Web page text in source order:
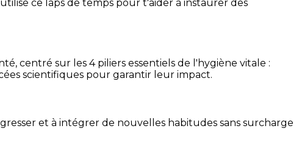
ce laps de temps pour t'aider à instaurer des
centré sur les 4 piliers essentiels de l'hygiène vitale :
scientifiques pour garantir leur impact.
et à intégrer de nouvelles habitudes sans surcharge